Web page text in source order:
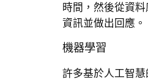
時間，然後從資
資訊並做出回應。
機器學習
許多基於人工智